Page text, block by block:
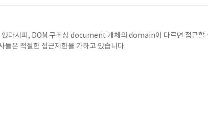
있다시피, DOM 구조상 document 개체의 domain이 다르면 접근할
들은 적절한 접근제한을 가하고 있습니다.